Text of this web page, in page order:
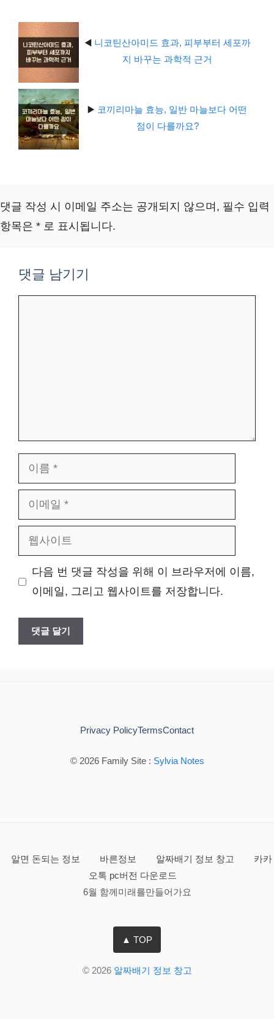
◀️ 니코틴산아미드 효과, 피부부터 세포까
지 바꾸는 과학적 근거
▶️ 코끼리마늘 효능, 일반 마늘보다 어떤
점이 다를까요?
댓글 작성 시 이메일 주소는 공개되지 않으며, 필수 입력
항목은 * 로 표시됩니다.
댓글 남기기
름
메
사
다음 번 댓글 작성을 위해 이 브라우저에 이름,
이메일, 그리고 웹사이트를 저장합니다.
© 2026 Family Site : Sylvia Notes
Privacy PolicyTermsContact
알면 돈되는 정보 바른정보 알짜배기 정보 창고
카카
오톡 pc버전 다운로드
6월 함께미래를만들어가요
▲ TOP
© 2026 알짜배기 정보 창고